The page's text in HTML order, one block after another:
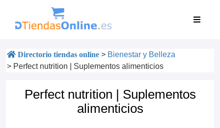
Directorio tiendas online > Bienestar y Belleza
> Perfect nutrition | Suplementos alimenticios
Perfect nutrition | Suplementos
alimenticios